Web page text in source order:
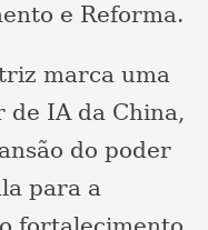
e Reforma.
marca uma
de IA da China,
do poder
para a